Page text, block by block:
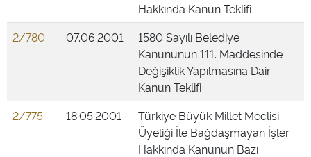
Hakkında Kanun Teklifi
2/780
07.06.2001
1580 Sayılı Belediye
Kanununun 111. Maddesinde
Değişiklik Yapılmasına Dair
Kanun Teklifi
2/775
18.05.2001
Türkiye Büyük Millet Meclisi
Üyeliği İle Bağdaşmayan İşler
Hakkında Kanunun Bazı